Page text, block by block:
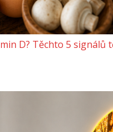
D? Těchto 5 signálů